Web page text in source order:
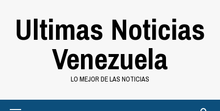
Ultimas Noticias
Venezuela
LO MEJOR DE LAS NOTICIAS